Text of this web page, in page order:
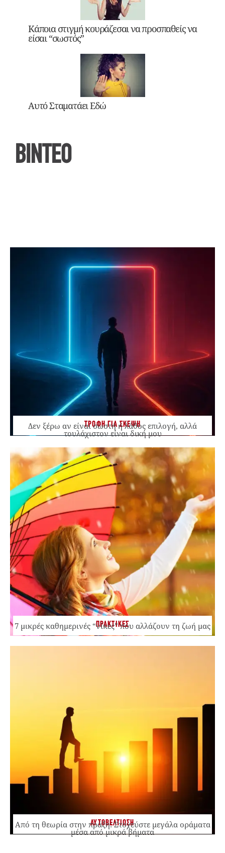
Κάποια στιγμή κουράζεσαι να προσπαθείς να
είσαι “σωστός”
Αυτό Σταματάει Εδώ
ΒΙΝΤΕΟ
ΤΡΟΦΗ ΓΙΑ ΣΚΕΨΗ
Δεν ξέρω αν είναι σωστή ή λάθος επιλογή, αλλά
τουλάχιστον είναι δική μου
ΠΡΑΚΤΙΚΕΣ
7 μικρές καθημερινές “νίκες” που αλλάζουν τη ζωή μας
ΑΥΤΟΒΕΛΤΙΩΣΗ
Από τη θεωρία στην πράξη: Στοχεύστε μεγάλα οράματα
μέσα από μικρά βήματα